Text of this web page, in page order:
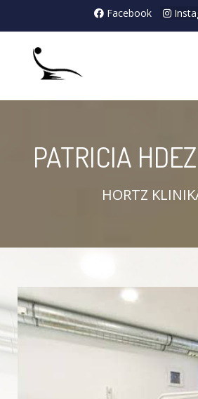
Facebook
PATRICIA
HORTZ